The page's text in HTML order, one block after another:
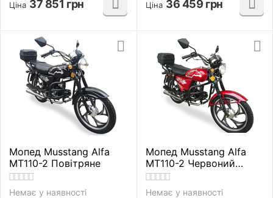
Ціна 37 851 грн Ціна 36 459 грн
Мопед Musstang Alfa
MT110-2 Повітряне
Немає у наявності
Мопед Musstang Alfa
MT110-2 Червоний
Повітряне
Немає у наявності